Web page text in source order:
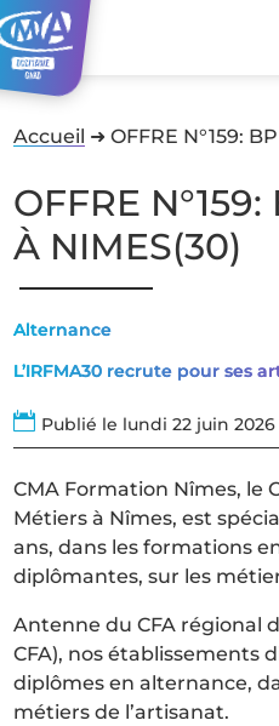
Accueil ➜OFFRE N°159:
OFFRE
À NIMES(30)
Alternance
L’IRFMA30 recrute pour ses
 Publié le lundi 22 juin 2026
CMA Formation Nîmes, le
Métiers à Nîmes, est
ans, dans les formations
diplômantes, sur les
Antenne du CFA régional
CFA), nos établissements
diplômes en alternance,
métiers de l’artisanat.